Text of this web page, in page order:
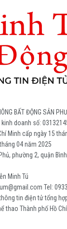
BẤT ĐỘNG SẢN
doanh số:
Minh cấp ngày 15
04 năm 2025
phường 2, quận
Minh Tú
Tel:
tin điện tử tổng
thao Thành phố Hồ